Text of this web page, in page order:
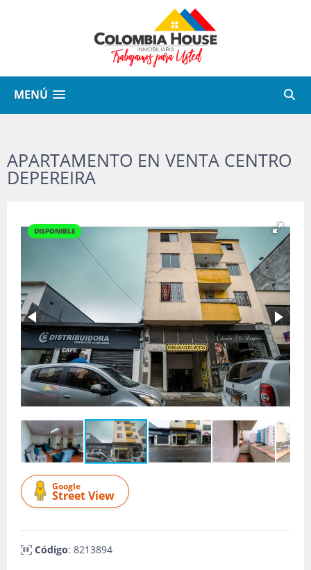
MENÚ
APARTAMENTO EN VENTA CENTRO
DEPEREIRA
DISPONIBLE
Google
Street View
Código: 8213894